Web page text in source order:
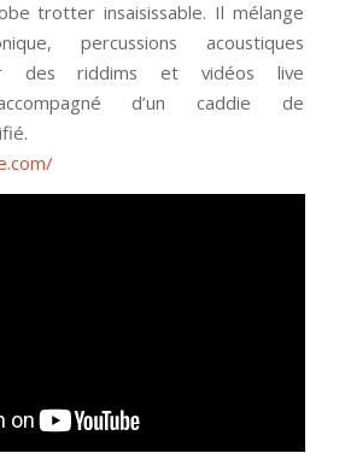
trotter insaisissable. Il mélange
percussions acoustiques
des riddims et vidéos live
d’un caddie de